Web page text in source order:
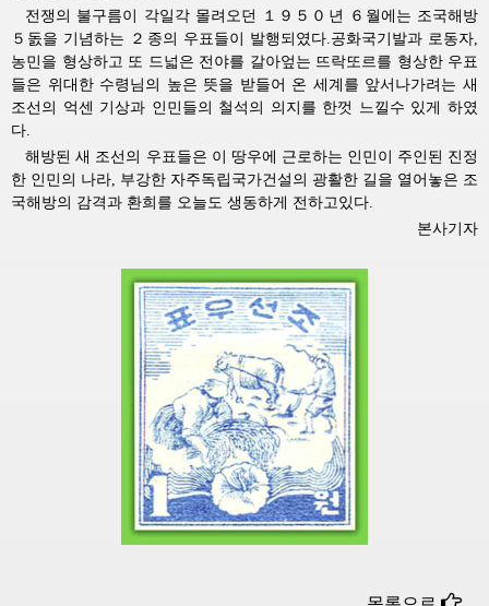
전쟁의 불구름이 각일각 몰려오던 １９５０년 ６월에는 조국해방
５돐을 기념하는 ２종의 우표들이 발행되였다.공화국기발과 로동자,
농민을 형상하고 또 드넓은 전야를 갈아엎는 뜨락또르를 형상한 우표
들은 위대한 수령님의
높은 뜻을 받들어 온 세계를 앞서나가려는 새
조선의 억센 기상과 인민들의 철석의 의지를 한껏 느낄수 있게 하였
다.
해방된 새 조선의 우표들은 이 땅우에 근로하는 인민이 주인된 진정
한 인민의 나라, 부강한 자주독립국가건설의 광활한 길을 열어놓은 조
국해방의 감격과 환희를 오늘도 생동하게 전하고있다.
본사기자